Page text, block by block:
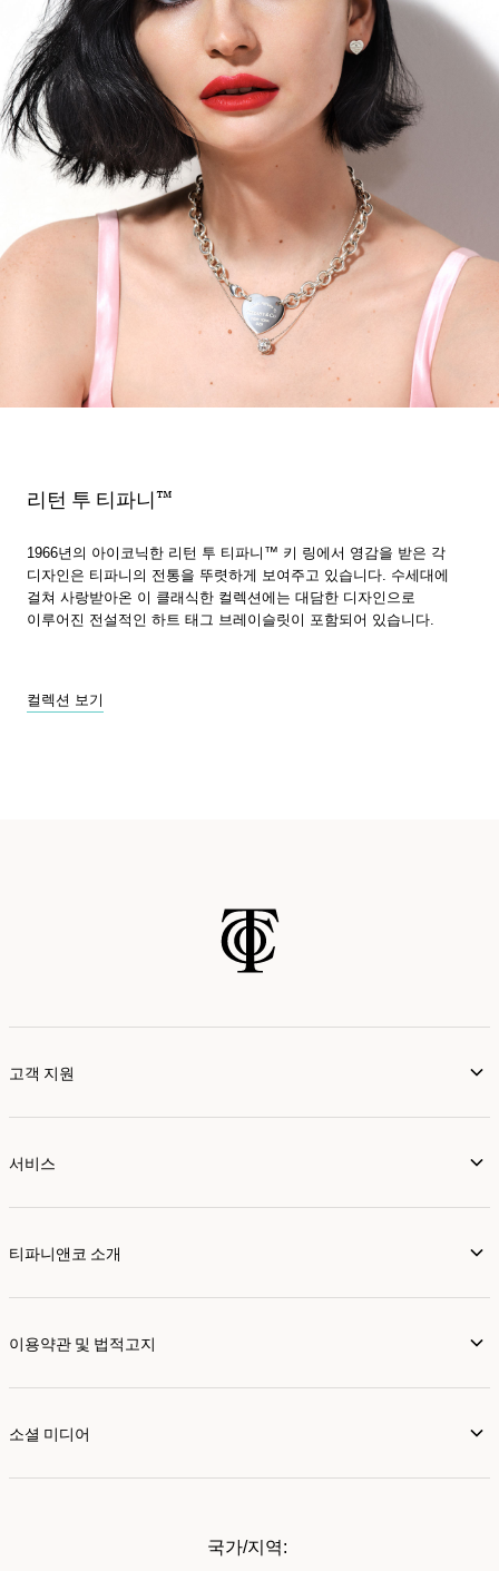
리턴 투 티파니™
1966년의 아이코닉한 리턴 투 티파니™ 키 링에서 영감을 받은 각
디자인은 티파니의 전통을 뚜렷하게 보여주고 있습니다. 수세대에
걸쳐 사랑받아온 이 클래식한 컬렉션에는 대담한 디자인으로
이루어진 전설적인 하트 태그 브레이슬릿이 포함되어 있습니다.
컬렉션 보기
고객 지원
서비스
티파니앤코 소개
이용약관 및 법적고지
소셜 미디어
국가/지역: